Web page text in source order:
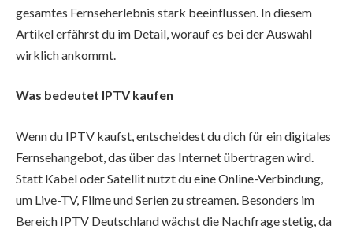
gesamtes Fernseherlebnis stark beeinflussen. In diesem
Artikel erfährst du im Detail, worauf es bei der Auswahl
wirklich ankommt.
Was bedeutet IPTV kaufen
Wenn du IPTV kaufst, entscheidest du dich für ein digitales
Fernsehangebot, das über das Internet übertragen wird.
Statt Kabel oder Satellit nutzt du eine Online-Verbindung,
um Live-TV, Filme und Serien zu streamen. Besonders im
Bereich IPTV Deutschland wächst die Nachfrage stetig, da